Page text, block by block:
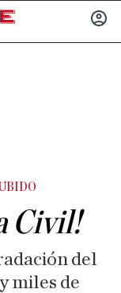
Civil!
del
miles de